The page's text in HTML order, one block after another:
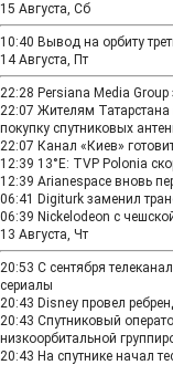
15 Августа, Сб
10:40 Вывод на орбиту
14 Августа, Пт
22:28 Persiana Media
22:07 Жителям
покупку спутниковых
22:07 Канал «Киев»
12:39 13°E: TVP Polonia
12:39 Arianespace вновь
06:41 Digiturk заменил
06:39 Nickelodeon с
13 Августа, Чт
20:53 С сентября
сериалы
20:43 Disney провел
20:43 Спутниковый
низкоорбитальной
20:43 На спутнике начал